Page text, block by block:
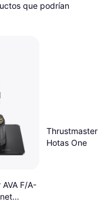
que podrían
F/A-
Thrustmaster
Hotas One